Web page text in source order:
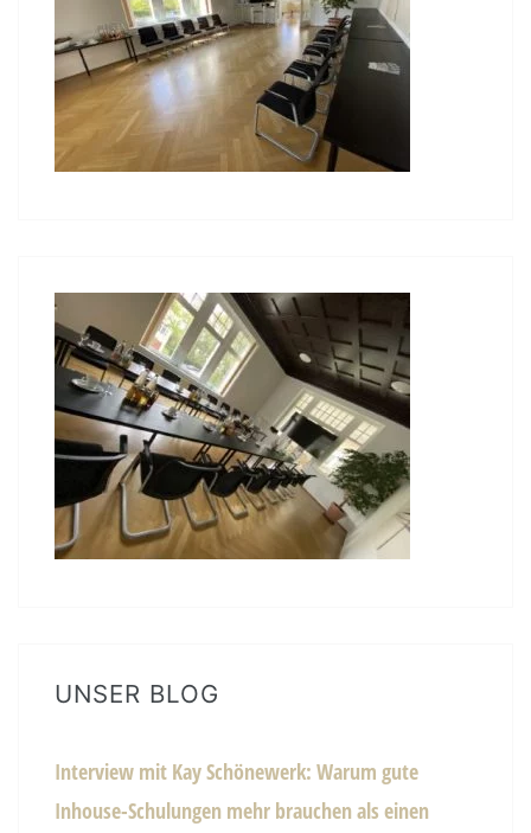
UNSER BLOG
Interview mit Kay Schönewerk: Warum gute
Inhouse-Schulungen mehr brauchen als einen